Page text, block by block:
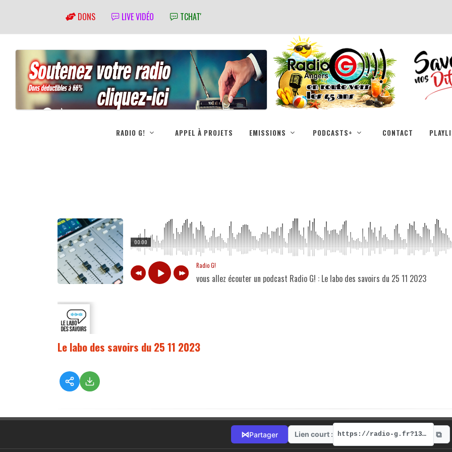
DONS LIVE VIDÉO TCHAT'
RADIO G! APPEL À PROJETS EMISSIONS PODCASTS+ CONTACT
00:00
Radio G!
vous allez écouter un podcast Radio G! : Le labo des savoirs du 25 11 2023
Le labo des savoirs du 25 11 2023
⋈Partager Lien court : https://radio-g.fr?13276 ⧉